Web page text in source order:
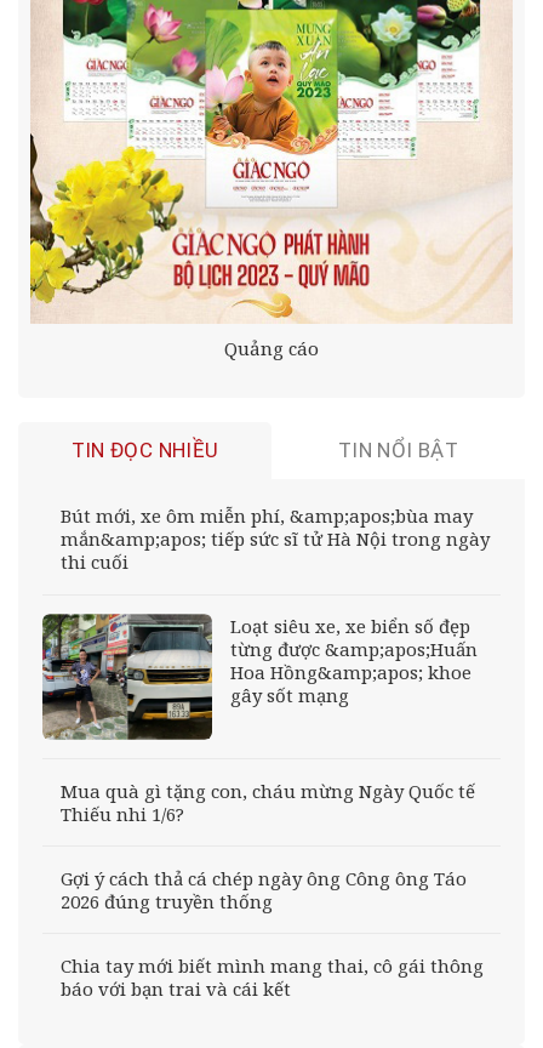
Quảng cáo
TIN ĐỌC NHIỀU TIN NỔI BẬT
Bút mới, xe ôm miễn phí, &amp;apos;bùa may
mắn&amp;apos; tiếp sức sĩ tử Hà Nội trong ngày
thi cuối
Loạt siêu xe, xe biển số đẹp
từng được &amp;apos;Huấn
Hoa Hồng&amp;apos; khoe
gây sốt mạng
Mua quà gì tặng con, cháu mừng Ngày Quốc tế
Thiếu nhi 1/6?
Gợi ý cách thả cá chép ngày ông Công ông Táo
2026 đúng truyền thống
Chia tay mới biết mình mang thai, cô gái thông
báo với bạn trai và cái kết